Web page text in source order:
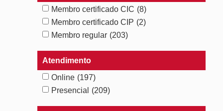
Membro certificado CIC (8)
Membro certificado CIP (2)
Membro regular (203)
Atendimento
Online (197)
Presencial
(209)